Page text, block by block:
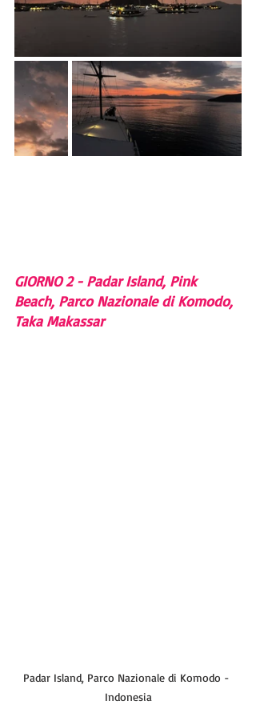
GIORNO 2 - Padar Island, Pink
Beach, Parco Nazionale di Komodo,
Taka Makassar
Padar Island, Parco Nazionale di Komodo -
Indonesia